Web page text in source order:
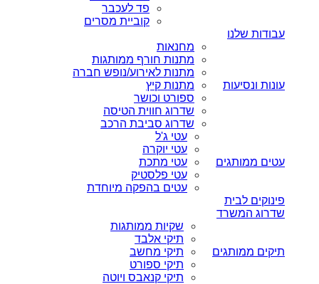
פד לעכבר
קוביית מסרים
עבודות שלנו
עונות ונסיעות
מחנאות
מתנות חורף ממותגות
מתנות לאירוע/נופש חברה
מתנות קיץ
ספורט וכושר
שדרוג חווית הטיסה
שדרוג סביבת הרכב
עטים ממותגים
עטי ג'ל
עטי יוקרה
עטי מתכת
עטי פלסטיק
עטים בהפקה מיוחדת
פינוקים לבית
שדרוג המשרד
תיקים ממותגים
שקיות ממותגות
תיקי אלבד
תיקי מחשב
תיקי ספורט
תיקי קנאבס ויוטה